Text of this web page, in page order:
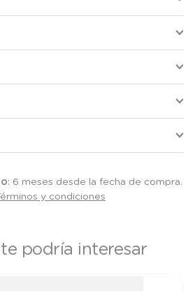
: 6 meses desde la fecha de compra.
y condiciones
podría interesar